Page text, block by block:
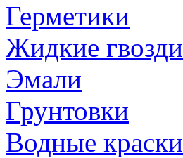
Герметики
Жидкие гвозди
Эмали
Грунтовки
Водные краски